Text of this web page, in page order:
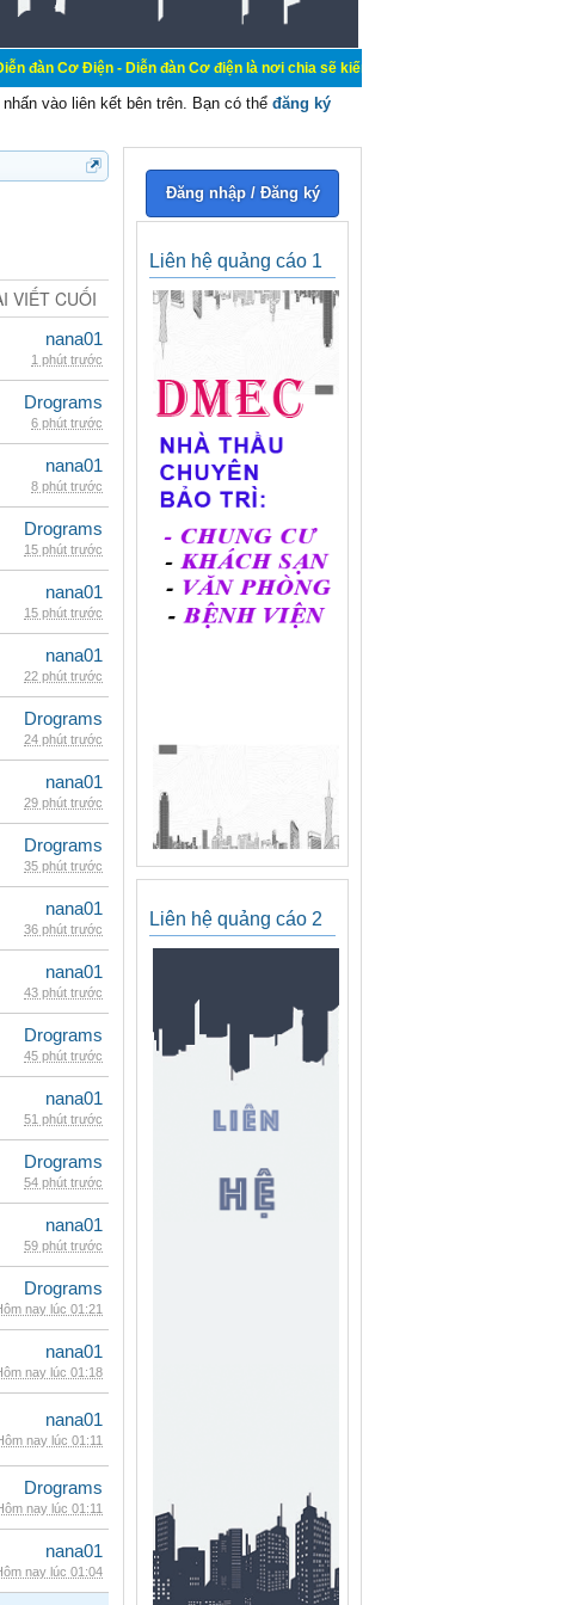
- Diễn đàn Cơ điện là nơi chia sẽ kiến thức kinh nghiệm trong lãnh vực cơ
nhấn vào liên kết bên trên. Bạn có thể đăng ký
VIẾT CUỐI
nana01
1 phút trước
Drograms
6 phút trước
nana01
8 phút trước
Drograms
15 phút trước
nana01
15 phút trước
nana01
22 phút trước
Drograms
24 phút trước
nana01
29 phút trước
Drograms
35 phút trước
nana01
36 phút trước
nana01
43 phút trước
Drograms
45 phút trước
nana01
51 phút trước
Drograms
54 phút trước
nana01
59 phút trước
Drograms
nay lúc 01:21
nana01
nay lúc 01:18
nana01
nay lúc 01:11
Drograms
nay lúc 01:11
nana01
nay lúc 01:04
Đăng nhập / Đăng ký
Liên hệ quảng cáo 1
Liên hệ quảng cáo 2